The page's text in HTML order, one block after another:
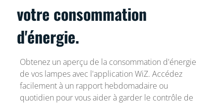
votre consommation
d'énergie.
Obtenez un aperçu de la consommation d'énergie
de vos lampes avec l'application WiZ. Accédez
facilement à un rapport hebdomadaire ou
quotidien pour vous aider à garder le contrôle de